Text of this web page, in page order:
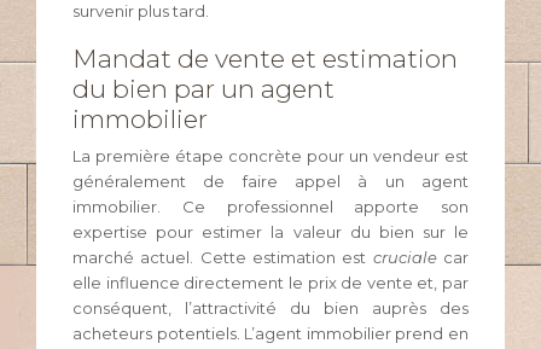
survenir plus tard.
Mandat de vente et estimation
du bien par un agent
immobilier
La première étape concrète pour un vendeur est
généralement de faire appel à un agent
immobilier. Ce professionnel apporte son
expertise pour estimer la valeur du bien sur le
marché actuel. Cette estimation est cruciale car
elle influence directement le prix de vente et, par
conséquent, l’attractivité du bien auprès des
acheteurs potentiels. L’agent immobilier prend en